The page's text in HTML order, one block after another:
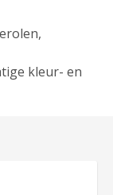
kleur- en